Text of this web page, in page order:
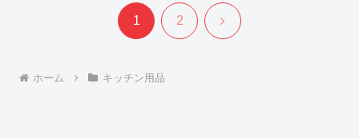
1 2 次
ホーム キッチン用品